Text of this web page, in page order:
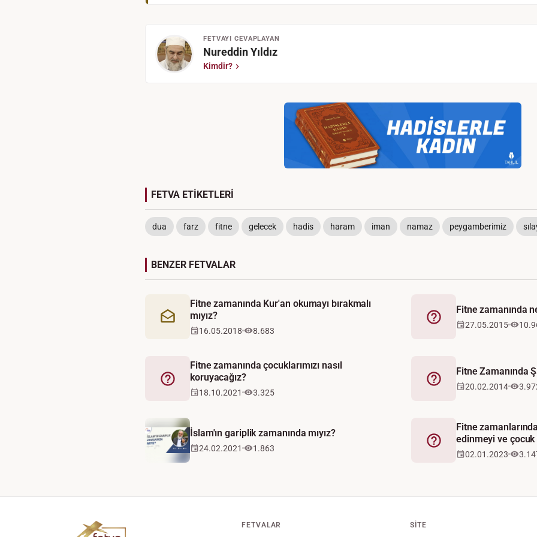
FETVAYI CEVAPLAYAN
Nureddin Yıldız
Kimdir?
FETVA ETİKETLERİ
dua farz fitne gelecek hadis haram iman namaz peygamberimiz
BENZER FETVALAR
Mektup
Fitne zamanında Kur'an okumayı bırakmalı
mıyız?
16.05.2018 8.683
Fetva
Fitne zamanında
27.05.2015
Fetva
Fitne zamanında çocuklarımızı nasıl
koruyacağız?
18.10.2021 3.325
Fetva
Fitne Zamanında
20.02.2014
İslam'ın gariplik zamanında mıyız?
24.02.2021 1.863 Fetva
Fitne
edinmeyi ve çocuk
02.01.2023
FETVALAR SITE